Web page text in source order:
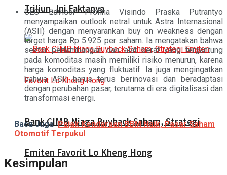
Triliun, Ini Faktanya
Bank CIMB Niaga Buyback Saham, Strategi
Emiten Favorit Lo Kheng Hong
CEO Edvisor Profina Visindo Praska Putrantyo
menyampaikan outlook netral untuk Astra Internasional
(ASII) dengan menyarankan buy on weakness dengan
target harga Rp 5.925 per saham. Ia mengatakan bahwa
sektor pertambangan dan alat berat yang tergantung
pada komoditas masih memiliki risiko menurun, karena
harga komoditas yang fluktuatif. Ia juga mengingatkan
bahwa ASII harus terus berinovasi dan beradaptasi
dengan perubahan pasar, terutama di era digitalisasi dan
transformasi energi.
Baca Juga Pajak Kendaraan BBM Naik, Pasar Saham
Otomotif Terpukul
Kesimpulan